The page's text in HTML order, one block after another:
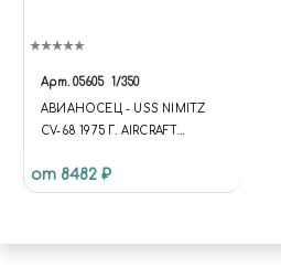
Арт. 05605 1/350
АВИАНОСЕЦ - USS NIMITZ
CV-68 1975 Г. AIRCRAFT
1975
от 8482 ₽